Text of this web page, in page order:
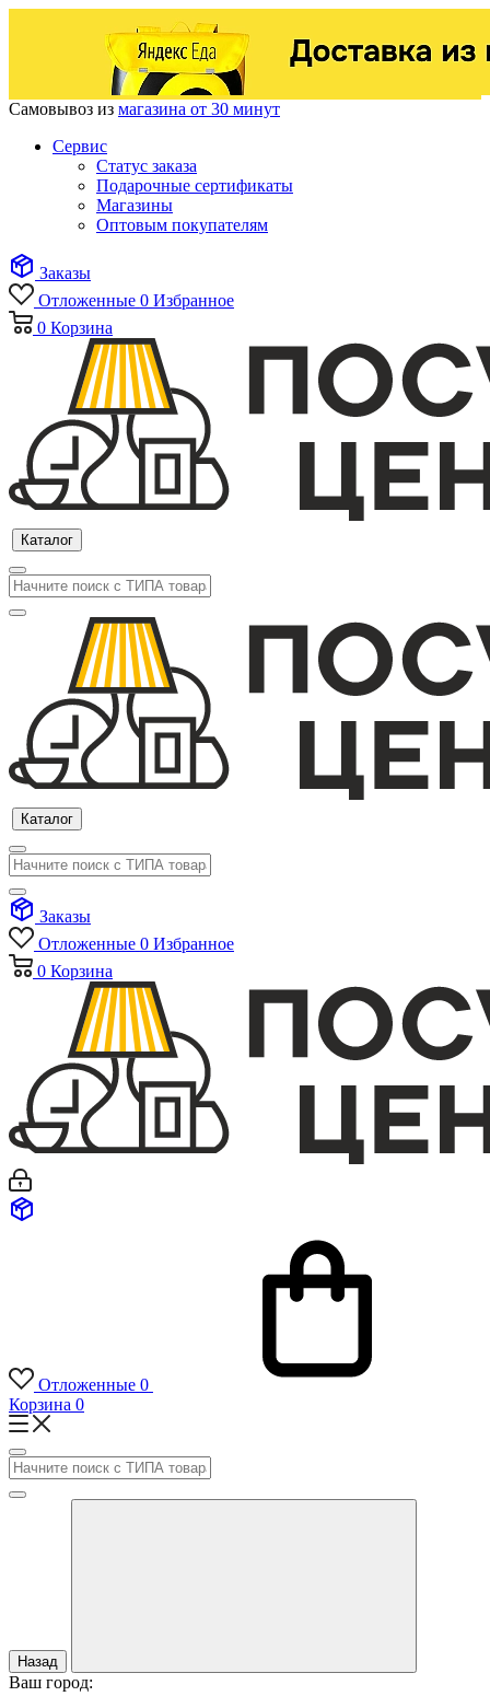
Самовывоз из магазина от 30 минут
Сервис
Статус заказа
Подарочные сертификаты
Магазины
Оптовым покупателям
Заказы
Отложенные 0 Избранное
0 Корзина
Каталог
Каталог
Заказы
Отложенные 0 Избранное
0 Корзина
Отложенные 0
Корзина 0
Назад
Ваш город: